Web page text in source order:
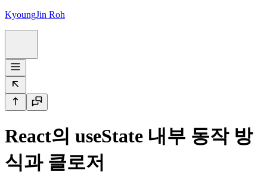
KyoungJin Roh
React의 useState 내부 동작 방
식과 클로저